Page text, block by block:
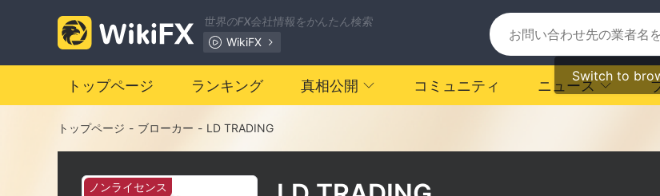
世界のFX会社情報をかんたん検索
WikiFX
Switch to
トップページ ランキング 真相公開 コミュニティ ニュース
トップページ - ブローカー - LD TRADING
ノンライセンス
0
1